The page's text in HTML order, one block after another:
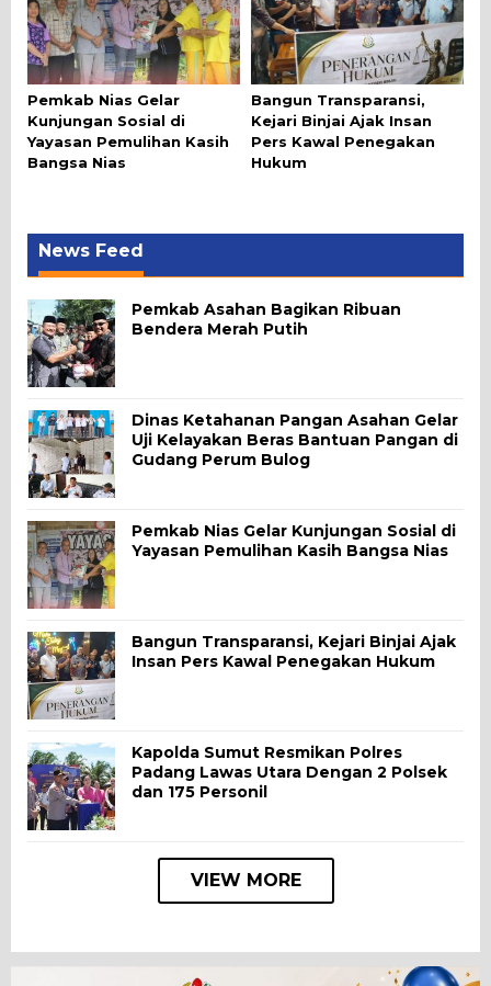
Pemkab Nias Gelar
Kunjungan Sosial di
Yayasan Pemulihan Kasih
Bangsa Nias
Bangun Transparansi,
Kejari Binjai Ajak Insan
Pers Kawal Penegakan
Hukum
News Feed
Pemkab Asahan Bagikan Ribuan
Bendera Merah Putih
Dinas Ketahanan Pangan Asahan Gelar
Uji Kelayakan Beras Bantuan Pangan di
Gudang Perum Bulog
Pemkab Nias Gelar Kunjungan Sosial di
Yayasan Pemulihan Kasih Bangsa Nias
Bangun Transparansi, Kejari Binjai Ajak
Insan Pers Kawal Penegakan Hukum
Kapolda Sumut Resmikan Polres
Padang Lawas Utara Dengan 2 Polsek
dan 175 Personil
VIEW MORE